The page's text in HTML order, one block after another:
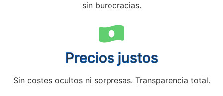
sin burocracias.
Precios justos
Sin costes ocultos ni sorpresas. Transparencia total.